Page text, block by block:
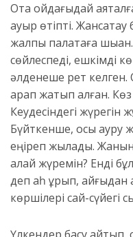
Ота ойдағыдай
ауыр өтіпті.
жалпы палатаға
сөйлеспеді, ешкімді
әлденеше рет келген.
қарап жатып алған.
Кеудесіндегі жүрегін
Бүйткенше, осы ауру
еңіреп жылады. Жанын
қалай жүремін? Енді
деп аһ ұрып, қайғыдан
көршілері сай-сүйегі